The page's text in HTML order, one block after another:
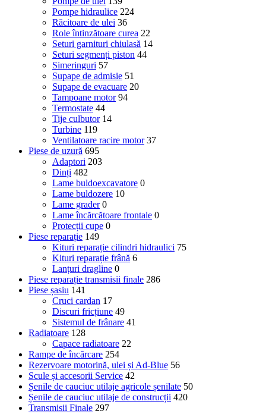
Pompe hidraulice 224
Răcitoare de ulei 36
Role întinzătoare curea 22
Seturi garnituri chiulasă 14
Seturi segmenți piston 44
Simeringuri 57
Supape de admisie 51
Supape de evacuare 20
Tampoane motor 94
Termostate 44
Tije culbutor 14
Turbine 119
Ventilatoare racire motor 37
Piese de uzură 695
Adaptori 203
Dinți 482
Lame buldoexcavatore 0
Lame buldozere 10
Lame grader 0
Lame încărcătoare frontale 0
Protecții cupe 0
Piese reparație 149
Kituri reparație cilindri hidraulici 75
Kituri reparație frână 6
Lanțuri dragline 0
Piese reparație transmisii finale 286
Piese șasiu 141
Cruci cardan 17
Discuri fricțiune 49
Sistemul de frânare 41
Radiatoare 128
Capace radiatoare 22
Rampe de încărcare 254
Rezervoare motorină, ulei și Ad-Blue 56
Scule și accesorii Service 42
Șenile de cauciuc utilaje agricole șenilate 50
Șenile de cauciuc utilaje de construcții 420
Transmisii Finale 297